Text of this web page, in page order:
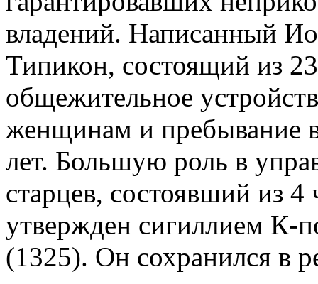
владений. Написанный
Типикон, состоящий из
общежительное
женщинам и пребывание
лет. Большую роль в
старцев, состоявший из
утвержден сигиллием К-
(1325). Он сохранился в